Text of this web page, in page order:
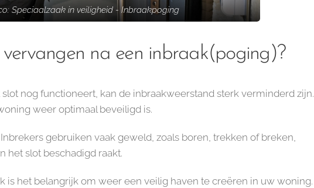
Speciaalzaak in veiligheid - Inbraakpoging
na een inbraak(poging)?
slot nog functioneert, kan de inbraakweerstand sterk verminderd zijn.
weer optimaal beveiligd is.
Inbrekers gebruiken vaak geweld, zoals boren, trekken of breken,
het slot beschadigd raakt.
is het belangrijk om weer een veilig haven te creëren in uw woning.